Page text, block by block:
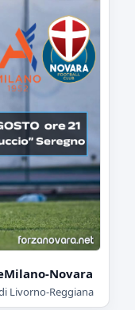
Novara
Livorno-Reggiana